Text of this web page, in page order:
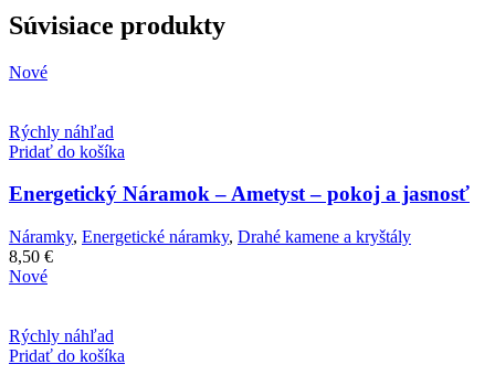
Súvisiace produkty
Nové
Rýchly náhľad
Pridať do košíka
Energetický Náramok – Ametyst – pokoj a jasnosť
Náramky, Energetické náramky, Drahé kamene a kryštály
8,50 €
Nové
Rýchly náhľad
Pridať do košíka